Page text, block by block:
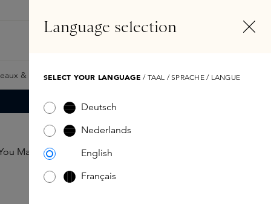
& Giftcards Samples Skins Exclusives Skins
Language selection
SELECT YOUR LANGUAGE / TAAL / SPRACHE / LANGUE
Deutsch
Nederlands
English
Français